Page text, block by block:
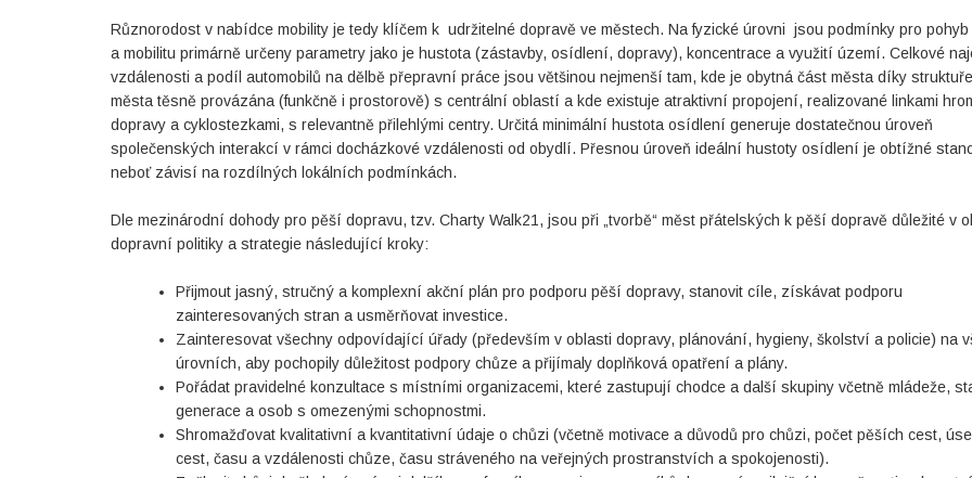
Různorodost v nabídce mobility je tedy klíčem k udržitelné dopravě ve městech. Na fyzické úrovni jsou podmínky pro pohyb
a mobilitu primárně určeny parametry jako je hustota (zástavby, osídlení, dopravy), koncentrace a využití území. Celkové
vzdálenosti a podíl automobilů na dělbě přepravní práce jsou většinou nejmenší tam, kde je obytná část města díky struktuře
města těsně provázána (funkčně i prostorově) s centrální oblastí a kde existuje atraktivní propojení, realizované linkami
dopravy a cyklostezkami, s relevantně přilehlými centry. Určitá minimální hustota osídlení generuje dostatečnou úroveň
společenských interakcí v rámci docházkové vzdálenosti od obydlí. Přesnou úroveň ideální hustoty osídlení je obtížné
neboť závisí na rozdílných lokálních podmínkách.
Dle mezinárodní dohody pro pěší dopravu, tzv. Charty Walk21, jsou při „tvorbě“ měst přátelských k pěší dopravě důležité v
dopravní politiky a strategie následující kroky:
Přijmout jasný, stručný a komplexní akční plán pro podporu pěší dopravy, stanovit cíle, získávat podporu
zainteresovaných stran a usměrňovat investice.
Zainteresovat všechny odpovídající úřady (především v oblasti dopravy, plánování, hygieny, školství a policie) na
úrovních, aby pochopily důležitost podpory chůze a přijímaly doplňková opatření a plány.
Pořádat pravidelné konzultace s místními organizacemi, které zastupují chodce a další skupiny včetně mládeže,
generace a osob s omezenými schopnostmi.
Shromažďovat kvalitativní a kvantitativní údaje o chůzi (včetně motivace a důvodů pro chůzi, počet pěších cest,
cest, času a vzdálenosti chůze, času stráveného na veřejných prostranstvích a spokojenosti).